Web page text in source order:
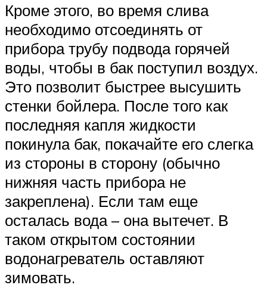
Кроме этого, во время слива
необходимо отсоединять от
прибора трубу подвода горячей
воды, чтобы в бак поступил воздух.
Это позволит быстрее высушить
стенки бойлера. После того как
последняя капля жидкости
покинула бак, покачайте его слегка
из стороны в сторону (обычно
нижняя часть прибора не
закреплена). Если там еще
осталась вода – она вытечет. В
таком открытом состоянии
водонагреватель оставляют
зимовать.